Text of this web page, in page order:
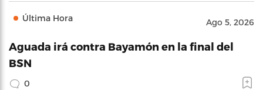
Última Hora Ago 5, 2026
Aguada irá contra Bayamón en la final del
BSN
0